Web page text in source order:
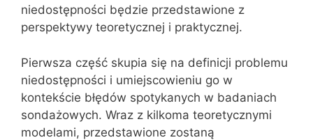
niedostępności będzie przedstawione z
perspektywy teoretycznej i praktycznej.
Pierwsza część skupia się na definicji problemu
niedostępności i umiejscowieniu go w
kontekście błędów spotykanych w badaniach
sondażowych. Wraz z kilkoma teoretycznymi
modelami, przedstawione zostaną